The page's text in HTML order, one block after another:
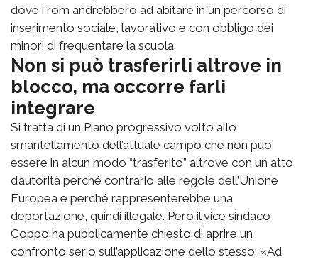
dove i rom andrebbero ad abitare in un percorso di
inserimento sociale, lavorativo e con obbligo dei
minori di frequentare la scuola.
Non si può trasferirli altrove in
blocco, ma occorre farli
integrare
Si tratta di un Piano progressivo volto allo
smantellamento dell’attuale campo che non può
essere in alcun modo “trasferito” altrove con un atto
d’autorità perché contrario alle regole dell’Unione
Europea e perché rappresenterebbe una
deportazione, quindi illegale. Però il vice sindaco
Coppo ha pubblicamente chiesto di aprire un
confronto serio sull’applicazione dello stesso: «Ad